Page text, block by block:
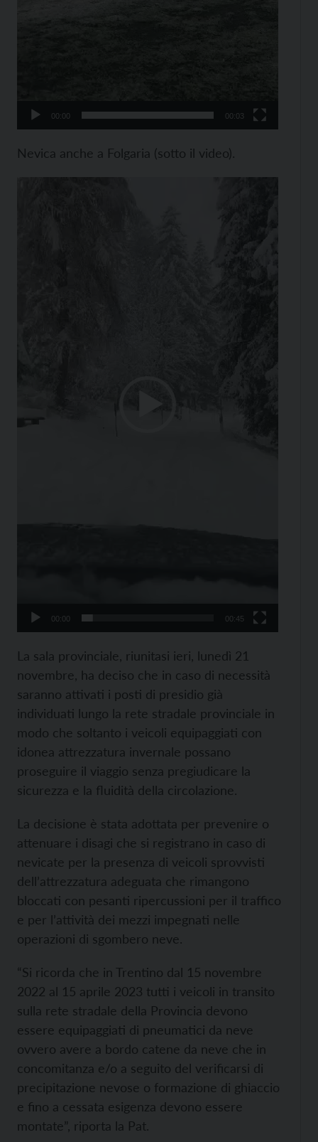
00:00 00:03
Nevica anche a Folgaria (sotto il video).
00:00 00:45
La sala provinciale, riunitasi ieri, lunedì 21
novembre, ha deciso che in caso di necessità
saranno attivati i posti di presidio già
individuati lungo la rete stradale provinciale in
modo che soltanto i veicoli equipaggiati con
idonea attrezzatura invernale possano
proseguire il viaggio senza pregiudicare la
sicurezza e la fluidità della circolazione.
La decisione è stata adottata per prevenire o
attenuare i disagi che si registrano in caso di
nevicate per la presenza di veicoli sprovvisti
dell’attrezzatura adeguata che rimangono
bloccati con pesanti ripercussioni per il traffico
e per l’attività dei mezzi impegnati nelle
operazioni di sgombero neve.
“Si ricorda che in Trentino dal 15 novembre
2022 al 15 aprile 2023 tutti i veicoli in transito
sulla rete stradale della Provincia devono
essere equipaggiati di pneumatici da neve
ovvero avere a bordo catene da neve che in
concomitanza e/o a seguito del verificarsi di
precipitazione nevose o formazione di ghiaccio
e fino a cessata esigenza devono essere
montate”, riporta la Pat.